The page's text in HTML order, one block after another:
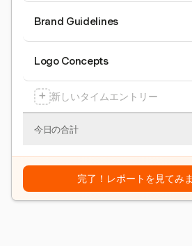
Brand Guidelines
Logo Concepts
+ 新しいタイムエントリー
今日の合計
完了！レポートを見てみ